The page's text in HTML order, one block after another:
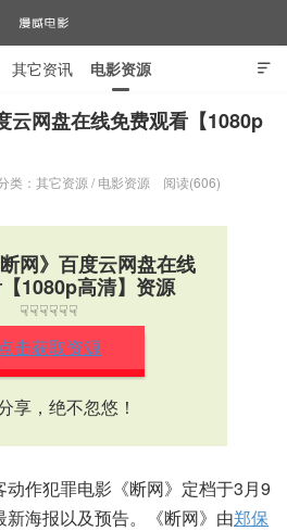
漫威电影

其它资讯 电影资源
云网盘在线免费观看【1080p
类： 其它资源 / 电影资源 阅读(606)
网》百度云网盘在线
1080p高清】资源
☟☟☟☟☟☟
点击获取资源
享，绝不忽悠！
作犯罪电影《断网》定档于3月9
海报以及预告。《断网》由郑保